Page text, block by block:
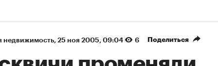
недвижимость⁠, 25 ноя 2005, 09:04 6 Поделиться